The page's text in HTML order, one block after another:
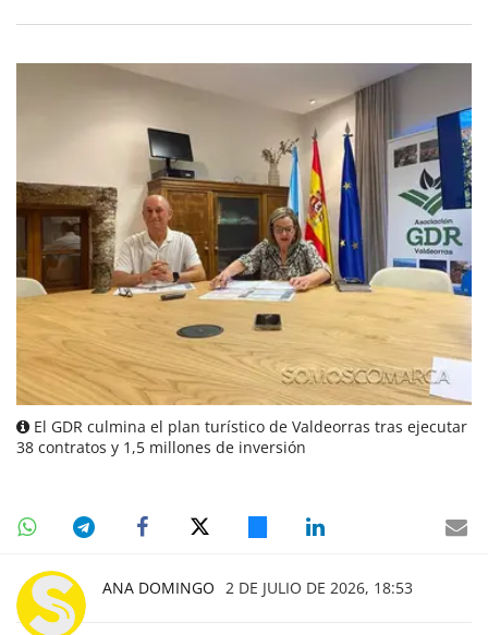
El GDR culmina el plan turístico de Valdeorras tras ejecutar
38 contratos y 1,5 millones de inversión
ANA DOMINGO 2 DE JULIO DE 2026, 18:53